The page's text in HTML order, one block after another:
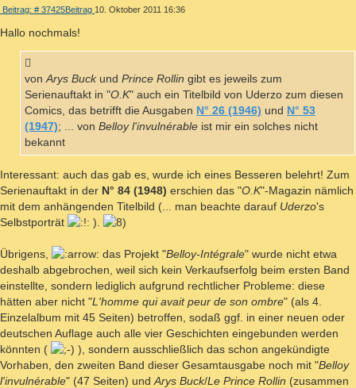
Beitrag: # 37425Beitrag 10. Oktober 2011 16:36
Hallo nochmals!
vonArys Buckund Prince Rollin gibt es jeweils zum
Serienauftakt in "O.K" auch ein Titelbild von Uderzo zum diesen
Comics, das betrifft die Ausgaben N° 26 (1946) und N° 53
(1947); ... von Belloy l'invulnérable ist mir ein solches nicht
bekannt
Interessant: auch das gab es, wurde ich eines Besseren belehrt! Zum
Serienauftakt in der N° 84 (1948) erschien das "O.K"-Magazin nämlich
mit dem anhängenden Titelbild (... man beachte darauf Uderzo's
Selbstporträt
).
Übrigens, das Projekt "Belloy-Intégrale" wurde nicht etwa
deshalb abgebrochen, weil sich kein Verkaufserfolg beim ersten Band
einstellte, sondern lediglich aufgrund rechtlicher Probleme: diese
hätten aber nicht "L'homme qui avait peur de son ombre" (als 4.
Einzelalbum mit 45 Seiten) betroffen, sodaß ggf. in einer neuen oder
deutschen Auflage auch alle vier Geschichten eingebunden werden
könnten (
), sondern ausschließlich das schon angekündigte
Vorhaben, den zweiten Band dieser Gesamtausgabe noch mit "Belloy
l'invulnérable" (47 Seiten) und Arys Buck/Le Prince Rollin (zusammen